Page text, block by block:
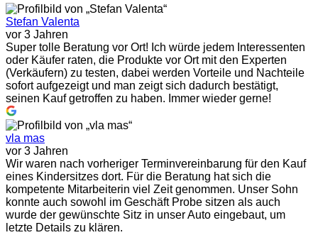
Stefan Valenta
vor 3 Jahren
Super tolle Beratung vor Ort! Ich würde jedem Interessenten
oder Käufer raten, die Produkte vor Ort mit den Experten
(Verkäufern) zu testen, dabei werden Vorteile und Nachteile
sofort aufgezeigt und man zeigt sich dadurch bestätigt,
seinen Kauf getroffen zu haben. Immer wieder gerne!
vla mas
vor 3 Jahren
Wir waren nach vorheriger Terminvereinbarung für den Kauf
eines Kindersitzes dort. Für die Beratung hat sich die
kompetente Mitarbeiterin viel Zeit genommen. Unser Sohn
konnte auch sowohl im Geschäft Probe sitzen als auch
wurde der gewünschte Sitz in unser Auto eingebaut, um
letzte Details zu klären.